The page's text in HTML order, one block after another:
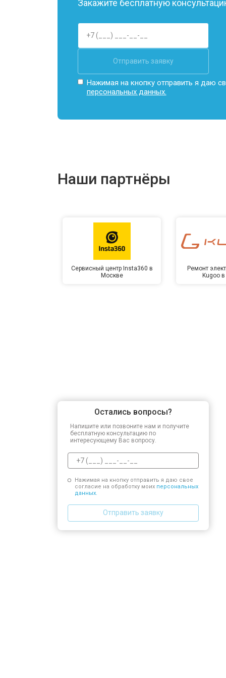
Замена Wi-Fi
Ремонт цепи питания
Замена USB порта
Замена микрофона
Прошивка BIOS
Закажите бесплатную
Отправить заявку
Нажимая на кнопку отправить я даю
персональных данных.
Наши партнёры
Сервисный центр Insta360 в
Москве
Ремонт
Kugoo
Остались вопросы?
Напишите или позвоните нам и получите
бесплатную консультацию по
интересующему Вас вопросу.
Нажимая на кнопку отправить я даю свое
согласие на обработку моих персональных
данных.
Отправить заявку